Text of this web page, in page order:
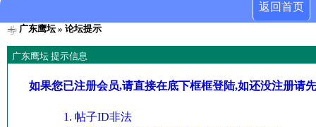
返回首页
广东鹰坛» 论坛提示
广东鹰坛 提示信息
如果您已注册会员,请直接在底下框框登陆,如还没注册请
帖子ID非法